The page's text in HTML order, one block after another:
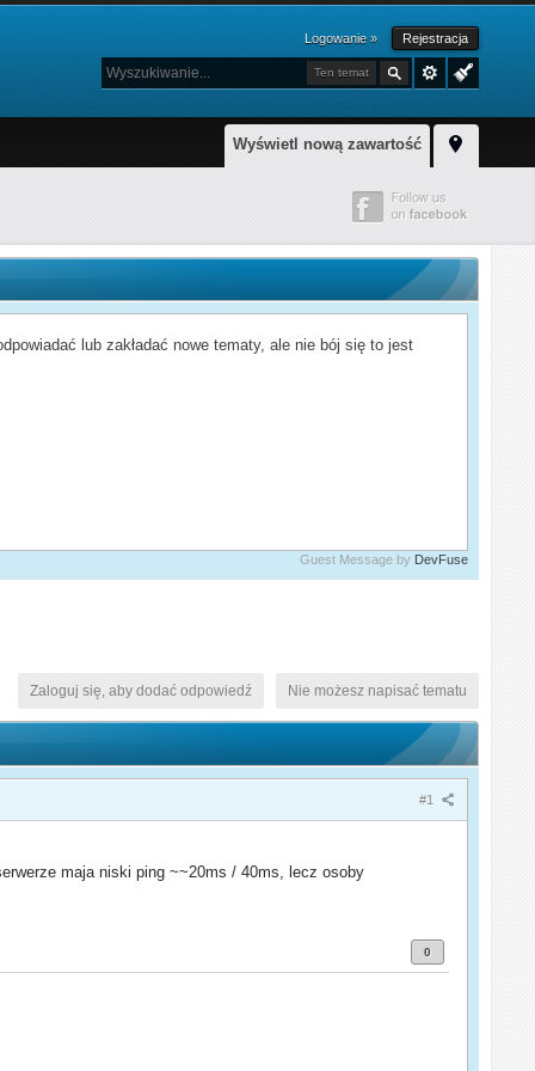
Logowanie » Rejestracja
Ten temat
Wyświetl nową zawartość
lub zakładać nowe tematy, ale nie bój się to jest
Guest Message by DevFuse
Nie możesz napisać tematu
Zaloguj się, aby dodać odpowiedź
#1
maja niski ping ~~20ms / 40ms, lecz osoby
0